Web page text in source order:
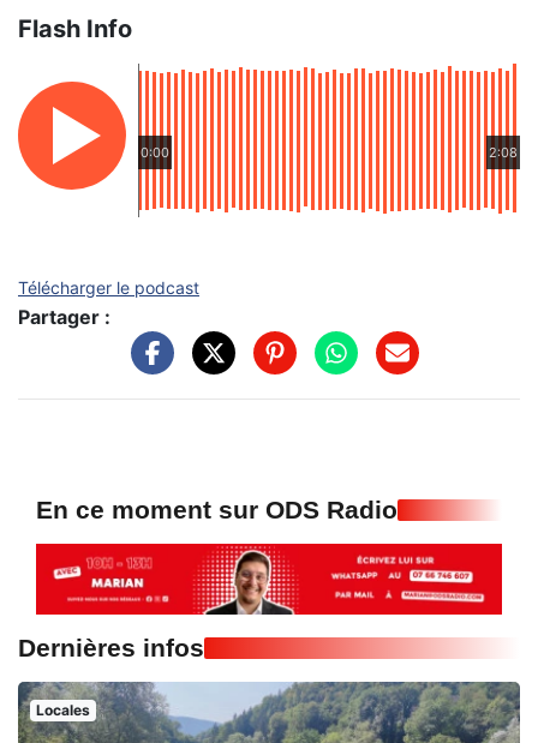
Flash Info
0:00 2:08
Télécharger le podcast
Partager :
En ce moment sur ODS Radio
Dernières infos
Locales